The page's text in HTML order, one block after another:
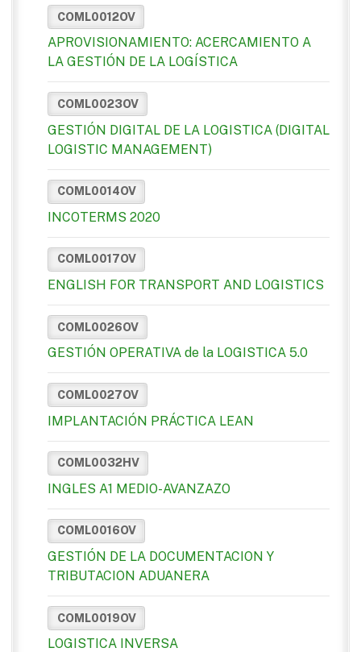
COML0012OV
APROVISIONAMIENTO: ACERCAMIENTO A
LA GESTIÓN DE LA LOGÍSTICA
COML0023OV
GESTIÓN DIGITAL DE LA LOGISTICA (DIGITAL
LOGISTIC MANAGEMENT)
COML0014OV
INCOTERMS 2020
COML0017OV
ENGLISH FOR TRANSPORT AND LOGISTICS
COML0026OV
GESTIÓN OPERATIVA de la LOGISTICA 5.0
COML0027OV
IMPLANTACIÓN PRÁCTICA LEAN
COML0032HV
INGLES A1 MEDIO-AVANZAZO
COML0016OV
GESTIÓN DE LA DOCUMENTACION Y
TRIBUTACION ADUANERA
COML0019OV
LOGISTICA INVERSA